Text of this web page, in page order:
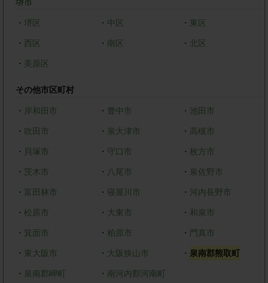
・ 堺区 ・ 中区 ・ 東区
・ 西区 ・ 南区 ・ 北区
・ 美原区
その他市区町村
・ 岸和田市 ・ 豊中市 ・ 池田市
・ 吹田市 ・ 泉大津市 ・ 高槻市
・ 貝塚市 ・ 守口市 ・枚方市
・ 茨木市 ・ 八尾市 ・ 泉佐野市
・ 富田林市 ・ 寝屋川市 ・ 河内長野市
・ 松原市 ・ 大東市 ・ 和泉市
・ 箕面市 ・ 柏原市 ・ 門真市
・ 東大阪市 ・ 大阪狭山市 ・ 泉南郡熊取町
・ 泉南郡岬町 ・ 南河内郡河南町